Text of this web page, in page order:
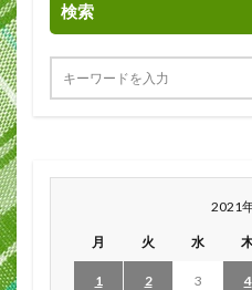
検索
2021
月 火 水
1 2 3 4